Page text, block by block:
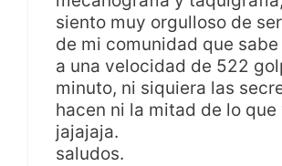
siento muy orgulloso de
de mi comunidad que
a una velocidad de 522
minuto, ni siquiera las
hacen ni la mitad de lo que
jajajaja.
saludos.